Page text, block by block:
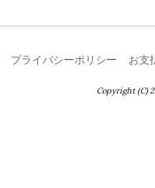
プライバシーポリシー お支
Copyright (C)